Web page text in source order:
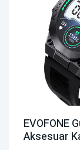
EVOFONE
Aksesuar